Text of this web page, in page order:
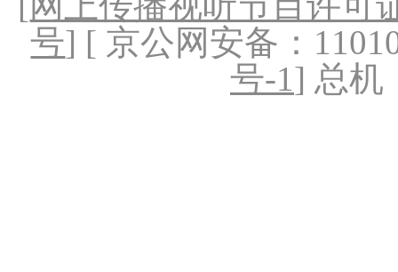
号] [ 京公网安备：
号-1] 总机